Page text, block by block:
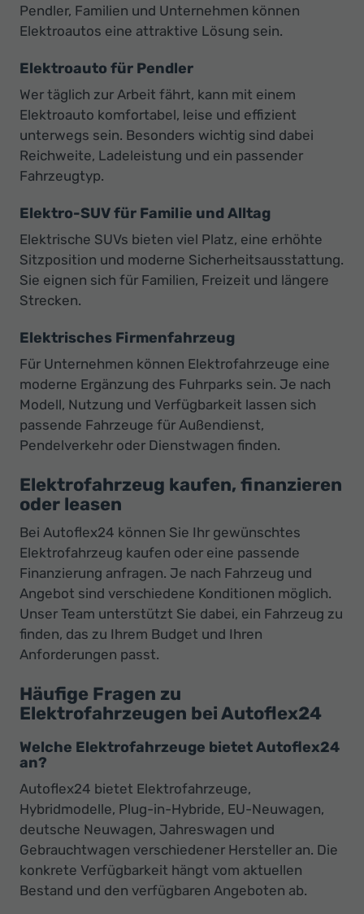
Pendler, Familien und Unternehmen können
Elektroautos eine attraktive Lösung sein.
Elektroauto für Pendler
Wer täglich zur Arbeit fährt, kann mit einem
Elektroauto komfortabel, leise und effizient
unterwegs sein. Besonders wichtig sind dabei
Reichweite, Ladeleistung und ein passender
Fahrzeugtyp.
Elektro-SUV für Familie und Alltag
Elektrische SUVs bieten viel Platz, eine erhöhte
Sitzposition und moderne Sicherheitsausstattung.
Sie eignen sich für Familien, Freizeit und längere
Strecken.
Elektrisches Firmenfahrzeug
Für Unternehmen können Elektrofahrzeuge eine
moderne Ergänzung des Fuhrparks sein. Je nach
Modell, Nutzung und Verfügbarkeit lassen sich
passende Fahrzeuge für Außendienst,
Pendelverkehr oder Dienstwagen finden.
Elektrofahrzeug kaufen, finanzieren
oder leasen
Bei Autoflex24 können Sie Ihr gewünschtes
Elektrofahrzeug kaufen oder eine passende
Finanzierung anfragen. Je nach Fahrzeug und
Angebot sind verschiedene Konditionen möglich.
Unser Team unterstützt Sie dabei, ein Fahrzeug zu
finden, das zu Ihrem Budget und Ihren
Anforderungen passt.
Häufige Fragen zu
Elektrofahrzeugen bei Autoflex24
Welche Elektrofahrzeuge bietet Autoflex24
an?
Autoflex24 bietet Elektrofahrzeuge,
Hybridmodelle, Plug-in-Hybride, EU-Neuwagen,
deutsche Neuwagen, Jahreswagen und
Gebrauchtwagen verschiedener Hersteller an. Die
konkrete Verfügbarkeit hängt vom aktuellen
Bestand und den verfügbaren Angeboten ab.